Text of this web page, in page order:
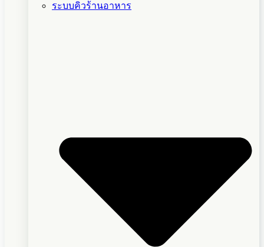
ระบบคิวร้านอาหาร